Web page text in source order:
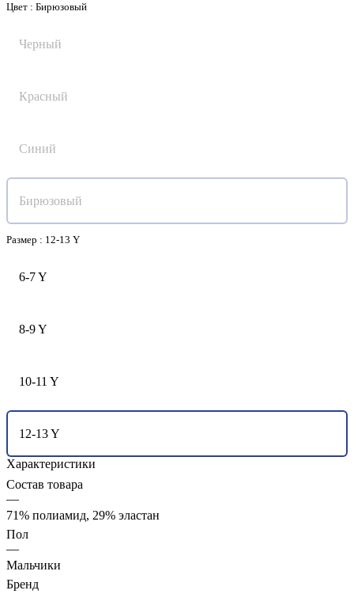
Цвет : Бирюзовый
Черный
Красный
Синий
Бирюзовый
Размер : 12-13 Y
6-7 Y
8-9 Y
10-11 Y
12-13 Y
Характеристики
Состав товара
—
71% полиамид, 29% эластан
Пол
—
Мальчики
Бренд